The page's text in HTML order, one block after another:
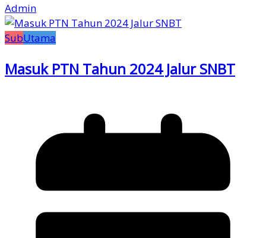
Admin
SubUtama
Masuk PTN Tahun 2024 Jalur SNBT